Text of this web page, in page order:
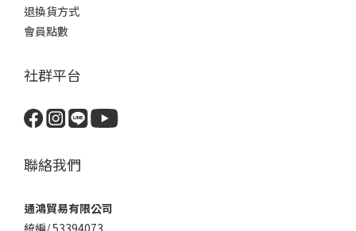
退換貨方式
會員點數
社群平台
聯絡我們
通鴻貿易有限公司
統編/ 53394073